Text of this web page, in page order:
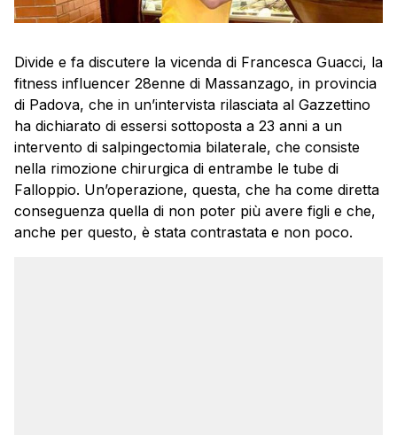
Divide e fa discutere la vicenda di Francesca Guacci, la
fitness influencer 28enne di Massanzago, in provincia
di Padova, che in un’intervista rilasciata al Gazzettino
ha dichiarato di essersi sottoposta a 23 anni a un
intervento di salpingectomia bilaterale, che consiste
nella rimozione chirurgica di entrambe le tube di
Falloppio. Un’operazione, questa, che ha come diretta
conseguenza quella di non poter più avere figli e che,
anche per questo, è stata contrastata e non poco.